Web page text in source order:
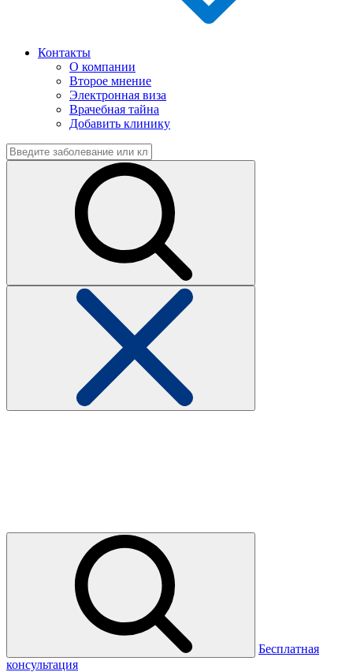
Контакты
О компании
Второе мнение
Электронная виза
Врачебная тайна
Добавить клинику
Бесплатная
консультация